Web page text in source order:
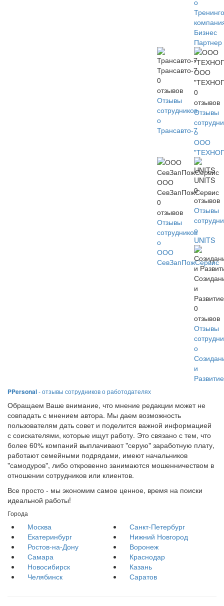
о
Бизнес
Партнер
Трансавто-7
0
отзывов
Отзывы
сотрудников
о
Трансавто-7
ООО
0
отзывов
Отзывы
о
ООО
ООО
СевЗапПожСервис
0
отзывов
Отзывы
сотрудников
о
ООО
СевЗапПожСервис
UNITS
0
отзывов
Отзывы
о
UNITS
и
Развитие
0
отзывов
Отзывы
о
и
Развитие
PPersonal- отзывы сотрудников о работодателях
Обращаем Ваше внимание, что мнение редакции может не
совпадать с мнением автора. Мы даем возможность
пользователям дать совет и поделится важной информацией
с соискателями, которые ищут работу. Это связано с тем, что
более 60% компаний выплачивают "серую" заработную плату,
работают семейными подрядами, имеют начальников
"самодуров", либо откровенно занимаются мошенничеством в
отношении сотрудников или клиентов.
Все просто - мы экономим самое ценное, время на поиски
идеальной работы!
Города
Москва
Санкт-Петербург
Екатеринбург
Нижний Новгород
Ростов-на-Дону
Воронеж
Самара
Краснодар
Новосибирск
Казань
Челябинск
Саратов